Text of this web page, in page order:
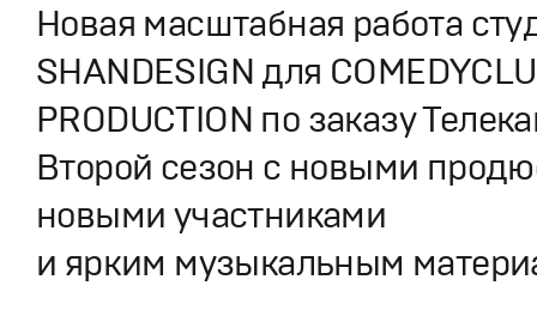
Новая масштабная работа
SHANDESIGN для
PRODUCTION по заказу
Второй сезон с новыми
новыми участниками
и ярким музыкальным